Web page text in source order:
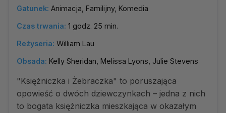
Gatunek: Animacja, Familijny, Komedia
Czas trwania: 1 godz. 25 min.
Reżyseria: William Lau
Obsada: Kelly Sheridan, Melissa Lyons, Julie Stevens
"Księżniczka i Żebraczka" to poruszająca
opowieść o dwóch dziewczynkach – jedna z nich
to bogata księżniczka mieszkająca w okazałym